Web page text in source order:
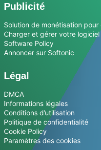
Publicité
Solution de monétisation pour
Charger et gérer votre logiciel
Software Policy
Annoncer sur Softonic
Légal
DMCA
Informations légales
Conditions d’utilisation
Politique de confidentialité
Cookie Policy
Paramètres des cookies